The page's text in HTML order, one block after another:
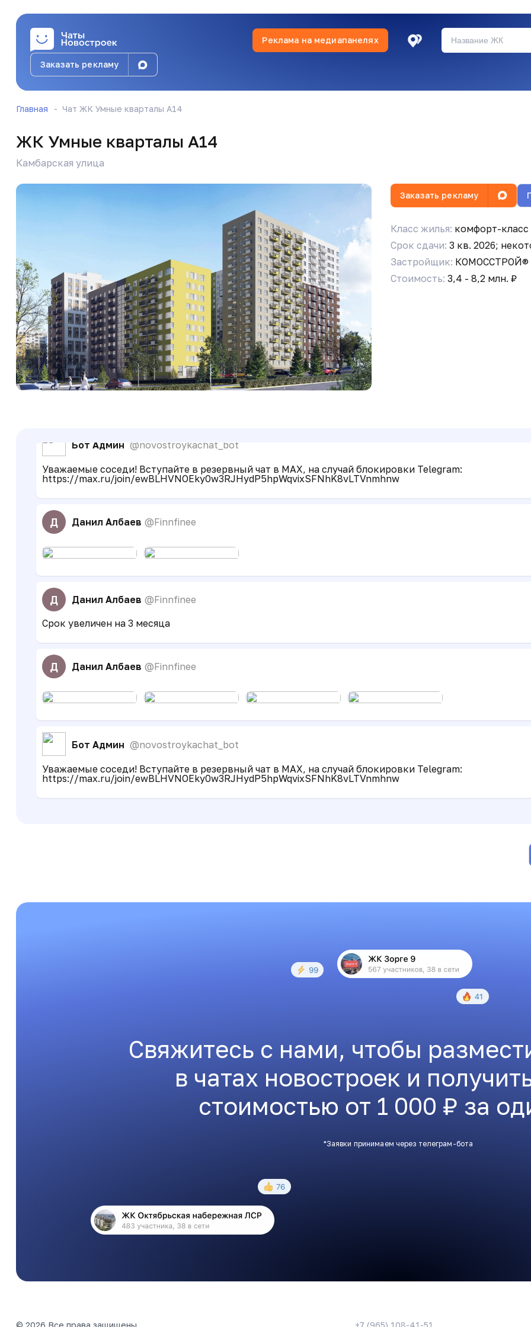
Реклама на медиапанелях
Заказать рекламу
Главная Чат ЖК Умные кварталы А14
ЖК Умные кварталы А14
Камбарская улица
Заказать рекламу
Класс жилья: комфорт-класс
Срок сдачи: 3 кв. 2026;
Застройщик: КОМОССТРОЙ®
Стоимость: 3,4 - 8,2 млн. ₽
Бот Админ @novostroykachat_bot
Уважаемые соседи! Вступайте в резервный чат в MAX, на случай блокировки Telegram:
https://max.ru/join/ewBLHVNOEky0w3RJHydP5hpWqvixSFNhK8vLTVnmhnw
Д Данил Албаев @Finnfinee
Д Данил Албаев @Finnfinee
Срок увеличен на 3 месяца
Д Данил Албаев @Finnfinee
Бот Админ @novostroykachat_bot
Уважаемые соседи! Вступайте в резервный чат в MAX, на случай блокировки Telegram:
https://max.ru/join/ewBLHVNOEky0w3RJHydP5hpWqvixSFNhK8vLTVnmhnw
З Зарина
Н Николай Ветров @sterikpet
Когда след очередь начнут строить?
Г Гульнара Каримова
Свяжитесь с нами, чтобы
в чатах новостроек и
стоимостью от 1 000 ₽ за
*Заявки принимаем через телеграм-бота
© 2026 Все права защищены +7 (965) 108-41-51